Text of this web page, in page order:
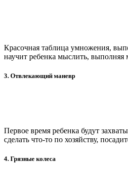
Красочная таблица умножения,
научит ребенка мыслить, выполняя
3. Отвлекающий маневр
Первое время ребенка будут
сделать что-то по хозяйству,
4. Грязные колеса